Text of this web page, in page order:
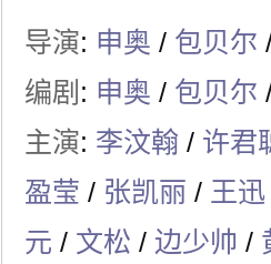
导演: 申奥 / 包贝尔
编剧 : 申奥 / 包贝尔
主演: 李汶翰 / 许君
盈莹 / 张凯丽 / 王迅
元 / 文松 / 边少帅 /